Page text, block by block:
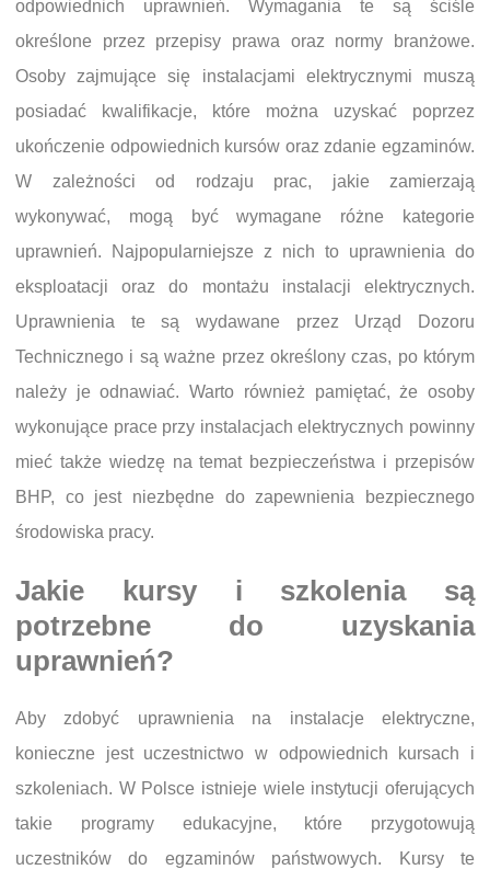
odpowiednich uprawnień. Wymagania te są ściśle
określone przez przepisy prawa oraz normy branżowe.
Osoby zajmujące się instalacjami elektrycznymi muszą
posiadać kwalifikacje, które można uzyskać poprzez
ukończenie odpowiednich kursów oraz zdanie egzaminów.
W zależności od rodzaju prac, jakie zamierzają
wykonywać, mogą być wymagane różne kategorie
uprawnień. Najpopularniejsze z nich to uprawnienia do
eksploatacji oraz do montażu instalacji elektrycznych.
Uprawnienia te są wydawane przez Urząd Dozoru
Technicznego i są ważne przez określony czas, po którym
należy je odnawiać. Warto również pamiętać, że osoby
wykonujące prace przy instalacjach elektrycznych powinny
mieć także wiedzę na temat bezpieczeństwa i przepisów
BHP, co jest niezbędne do zapewnienia bezpiecznego
środowiska pracy.
Jakie kursy i szkolenia są
potrzebne do uzyskania
uprawnień?
Aby zdobyć uprawnienia na instalacje elektryczne,
konieczne jest uczestnictwo w odpowiednich kursach i
szkoleniach. W Polsce istnieje wiele instytucji oferujących
takie programy edukacyjne, które przygotowują
uczestników do egzaminów państwowych. Kursy te